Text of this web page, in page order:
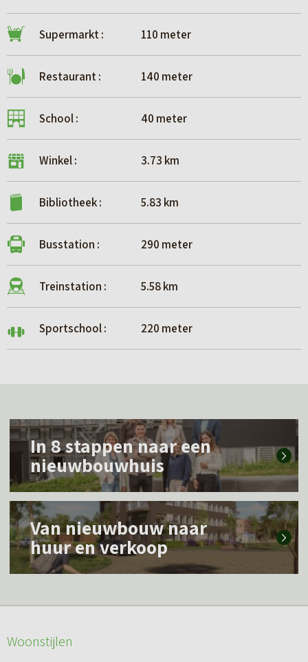
Supermarkt : 110 meter
Restaurant : 140 meter
School : 40 meter
Winkel : 3.73 km
Bibliotheek : 5.83 km
Busstation : 290 meter
Treinstation : 5.58 km
Sportschool : 220 meter
L
s
m
e
o
e
In 8 stappen naar een
nieuwbouwhuis
L
e
s
e
Van nieuwbouw naar
huur en verkoop
Woonstijlen